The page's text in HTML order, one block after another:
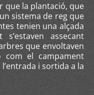
que la plantació, que
sistema de reg que
tenien una alçada
assecant
que envoltaven
com el campament
i sortida a la